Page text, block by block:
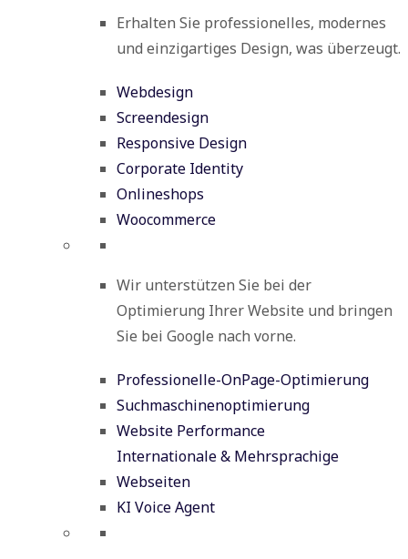
Erhalten Sie professionelles, modernes
und einzigartiges Design, was überzeugt.
Webdesign
Screendesign
Responsive Design
Corporate Identity
Onlineshops
Woocommerce
Wir unterstützen Sie bei der
Optimierung Ihrer Website und bringen
Sie bei Google nach vorne.
Professionelle-OnPage-Optimierung
Suchmaschinenoptimierung
Website Performance
Internationale & Mehrsprachige
Webseiten
KI Voice Agent